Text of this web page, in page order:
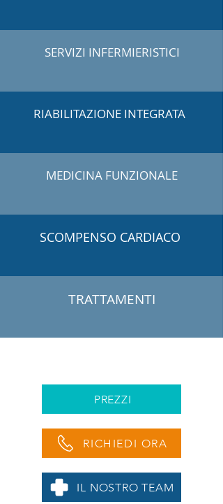
SERVIZI INFERMIERISTICI
RIABILITAZIONE INTEGRATA
MEDICINA FUNZIONALE
SCOMPENSO CARDIACO
TRATTAMENTI
PREZZI
RICHIEDI ORA
IL NOSTRO TEAM